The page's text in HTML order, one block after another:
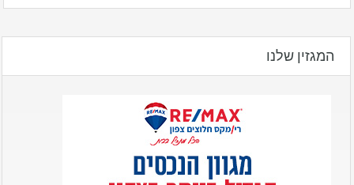
המגזין שלנו